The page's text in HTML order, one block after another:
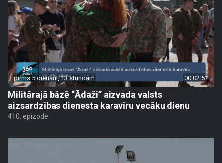
pirms 5 dienām, 13 stundām 00:02:51
Militārajā bāzē “Ādaži” aizvada valsts
aizsardzības dienesta karavīru vecāku dienu
410. epizode